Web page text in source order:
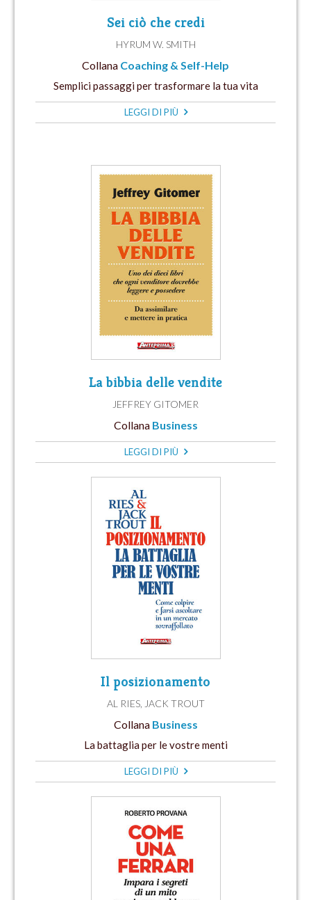
Sei ciò che credi
HYRUM W. SMITH
Collana Coaching & Self-Help
Semplici passaggi per trasformare la tua vita
LEGGI DI PIÙ
La bibbia delle vendite
JEFFREY GITOMER
Collana Business
LEGGI DI PIÙ
Il posizionamento
AL RIES, JACK TROUT
Collana Business
La battaglia per le vostre menti
LEGGI DI PIÙ